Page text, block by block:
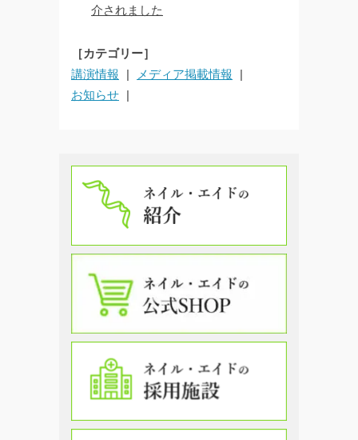
介されました
［カテゴリー］
講演情報
メディア掲載情報
お知らせ